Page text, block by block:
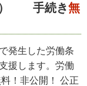
） 手続き無
発生した労働条
援します。労働
！非公開！ 公正